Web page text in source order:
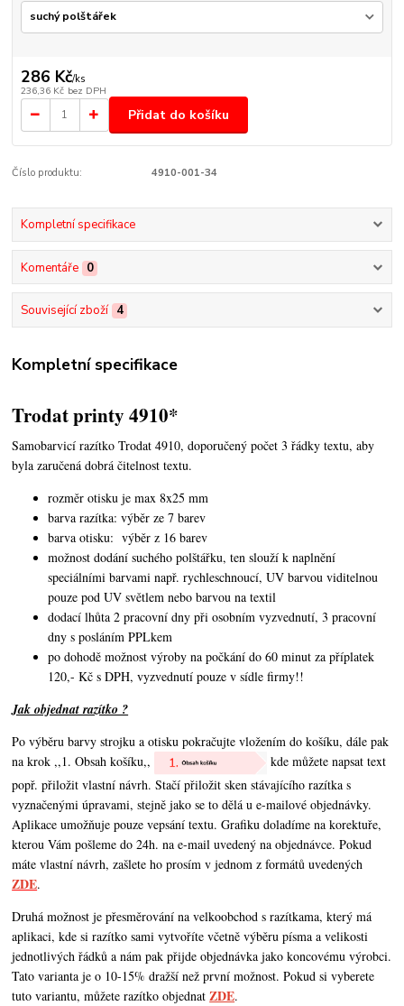
286 Kč/ks
236,36 Kč bez DPH
Přidat do košíku
Číslo produktu: 4910-001-34
Kompletní specifikace
Komentáře 0
Související zboží 4
Kompletní specifikace
Trodat printy 4910*
Samobarvicí razítko Trodat 4910, doporučený počet 3 řádky textu,aby
byla zaručená dobrá čitelnost textu.
rozměr otisku je max 8x25 mm
barva razítka: výběr ze 7 barev
barva otisku: výběr z 16 barev
možnost dodání suchého polštářku, ten slouží k naplnění
speciálními barvami např. rychleschnoucí, UV barvou viditelnou
pouze pod UV světlem nebo barvou na textil
dodací lhůta 2 pracovní dny při osobním vyzvednutí, 3 pracovní
dny s posláním PPLkem
po dohodě možnost výroby na počkání do 60 minut za příplatek
120,- Kč s DPH, vyzvednutí pouze v sídle firmy!!
Jak objednat razítko ?
Po výběru barvy strojku a otisku pokračujte vložením do košíku, dále pak
na krok ,,1. Obsah košíku,,
kde můžete napsat text
popř. přiložit vlastní návrh. Stačí přiložit sken stávajícího razítka s
vyznačenými úpravami, stejně jako se to dělá u e-mailové objednávky.
Aplikace umožňuje pouze vepsání textu. Grafiku doladíme na korektuře,
kterou Vám pošleme do 24h. na e-mail uvedený na objednávce. Pokud
máte vlastní návrh,zašlete ho prosím v jednom z formátů uvedených
ZDE.
Druhá možnost je přesměrování na velkoobchod s razítkama, který má
aplikaci, kde si razítko sami vytvoříte včetně výběru písma a velikosti
jednotlivých řádků a nám pak přijde objednávka jako koncovému výrobci.
Tato varianta je o 10-15% dražší než první možnost. Pokud si vyberete
tuto variantu, můžete razítko objednatZDE.